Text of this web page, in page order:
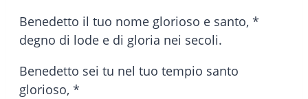
Benedetto il tuo nome glorioso e santo, *
degno di lode e di gloria nei secoli.
Benedetto sei tu nel tuo tempio santo
glorioso, *